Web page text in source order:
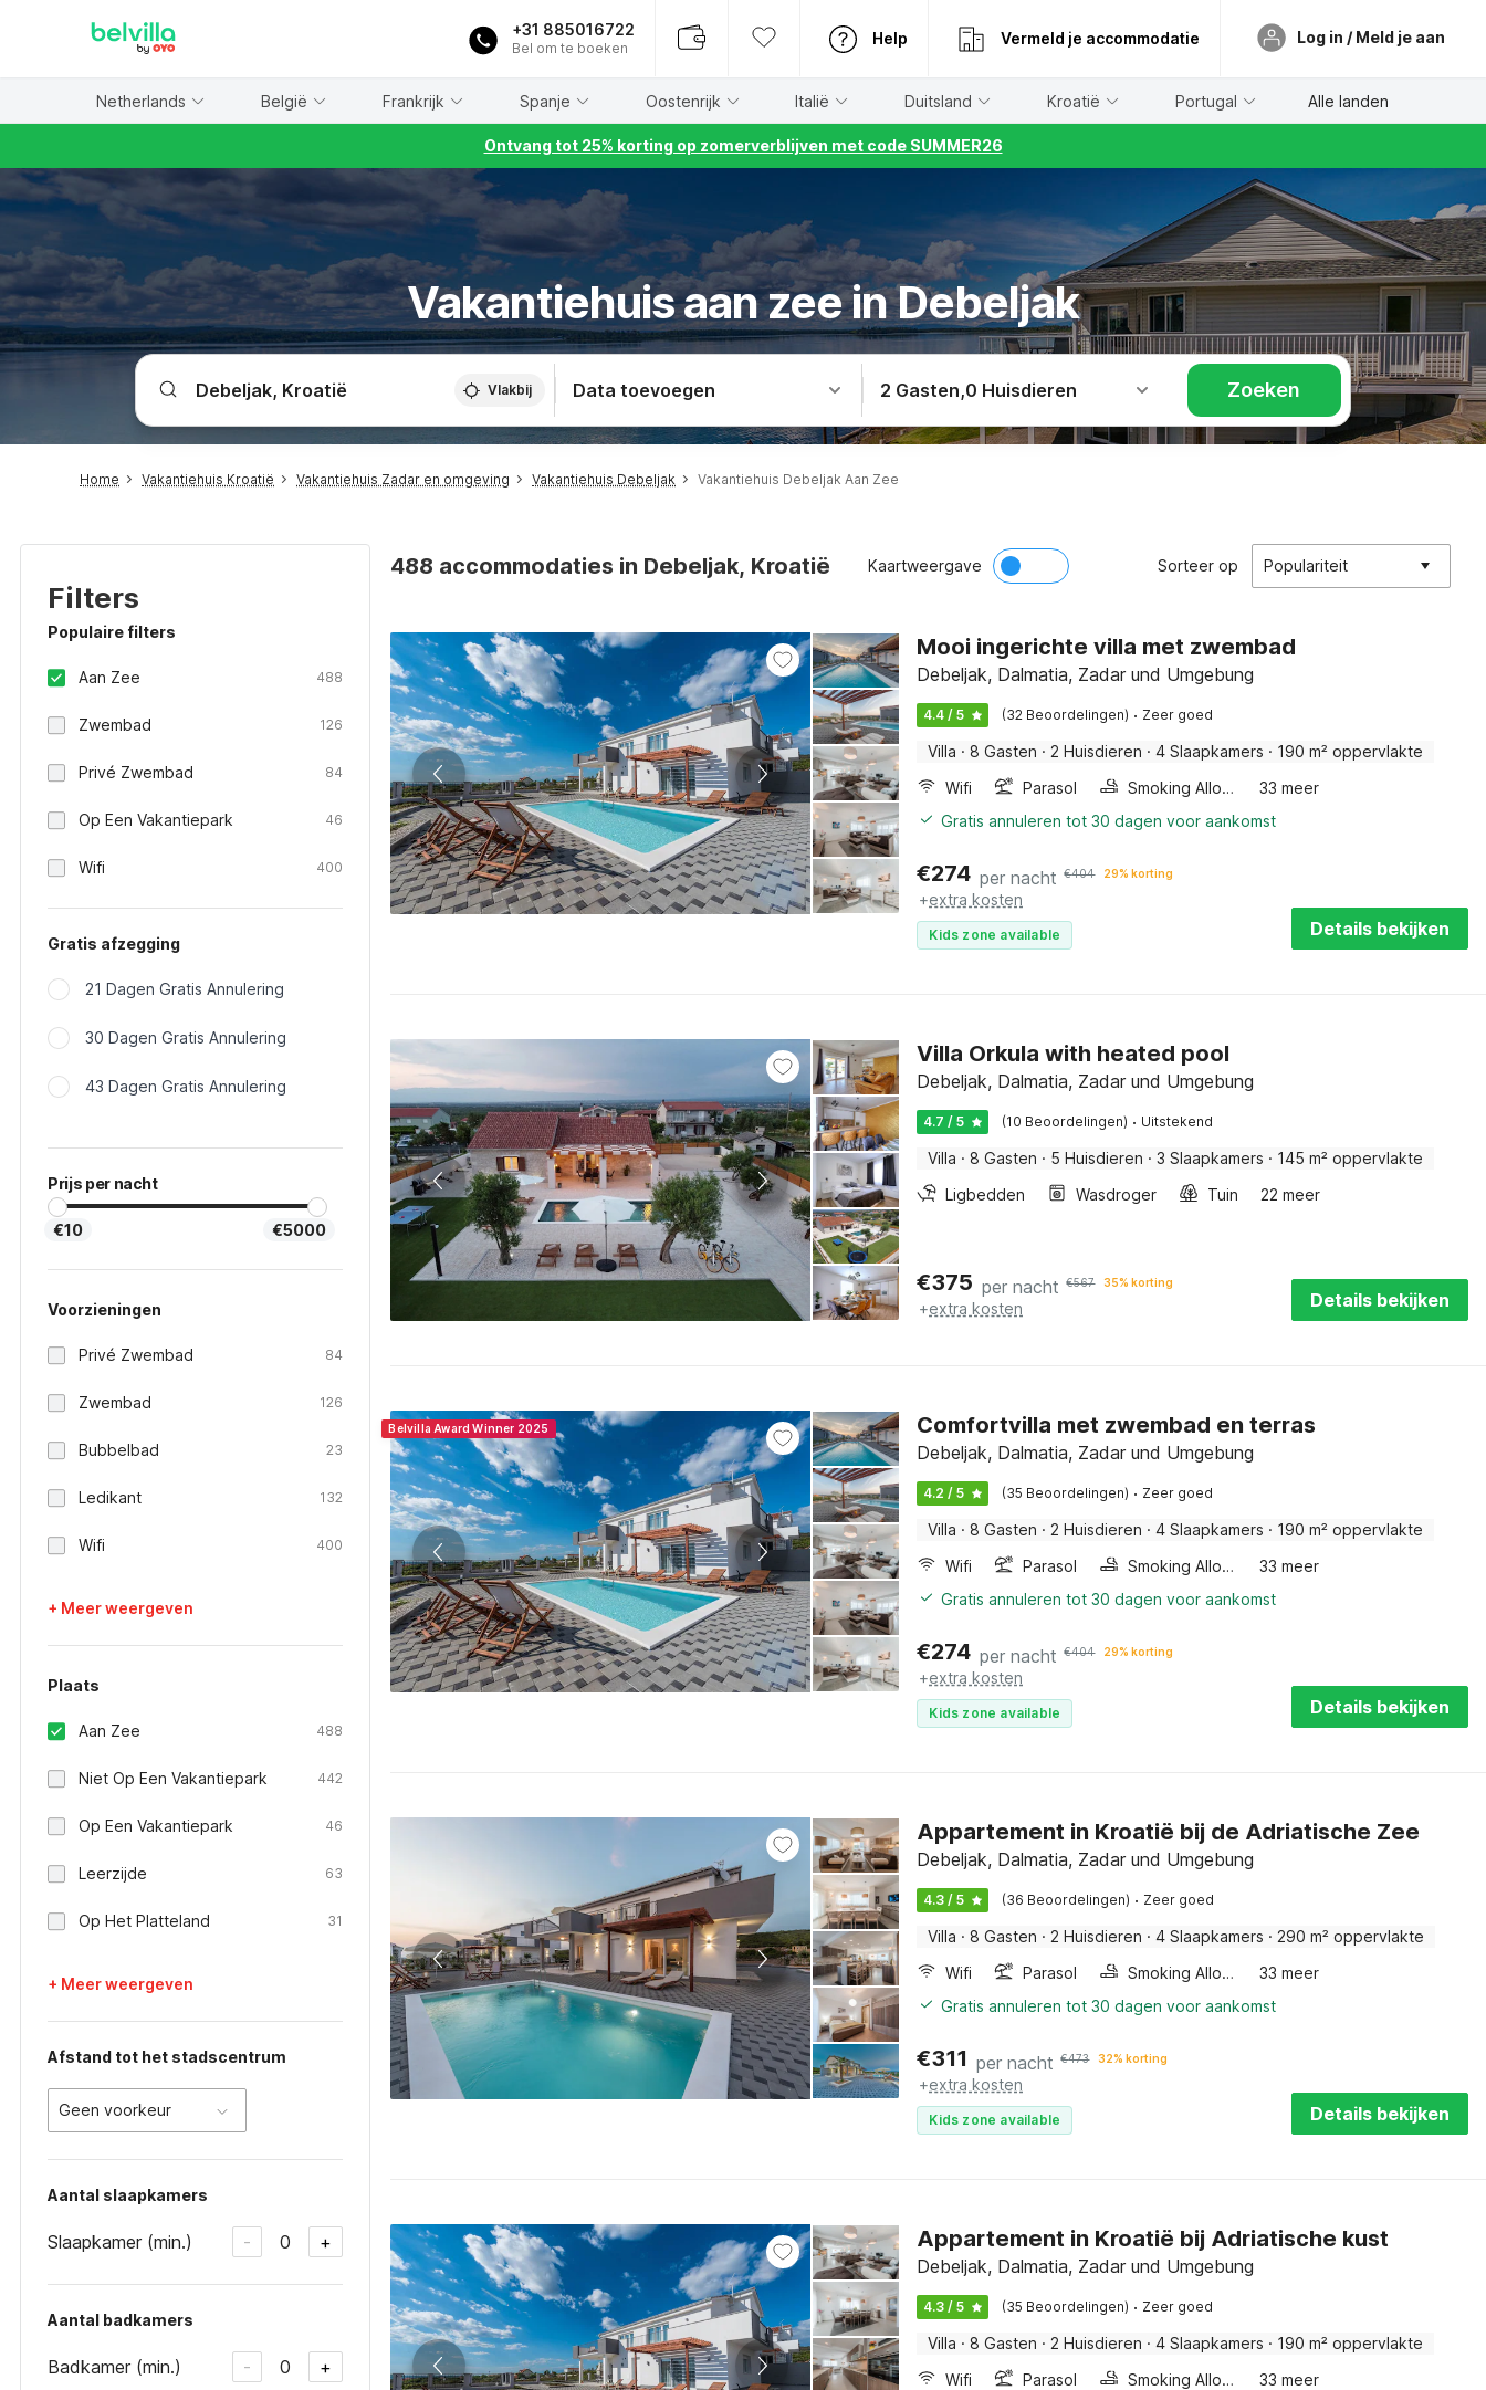
+31 885016722
Bel om te boeken
Help Vermeld je accommodatie Log in / Meld je aan
Netherlands België Frankrijk Spanje Oostenrijk Italië Duitsland Kroatië Portugal Alle landen
Ontvang tot 25% korting op zomerverblijven met code SUMMER26
Vakantiehuis aan zee in Debeljak
Vlakbij Data toevoegen 2 Gasten,0 Huisdieren Zoeken
Home Vakantiehuis Kroatië Vakantiehuis Zadar en omgeving Vakantiehuis Debeljak Vakantiehuis Debeljak Aan Zee
Filters
Populaire filters
Aan Zee 488
Zwembad 126
Privé Zwembad 84
Op Een Vakantiepark 46
Wifi 400
Gratis afzegging
21 Dagen Gratis Annulering
30 Dagen Gratis Annulering
43 Dagen Gratis Annulering
Prijs per nacht
€10 €5000
Voorzieningen
Privé Zwembad 84
Zwembad 126
Bubbelbad 23
Ledikant 132
Wifi 400
+ Meer weergeven
Plaats
Aan Zee 488
Niet Op Een Vakantiepark 442
Op Een Vakantiepark 46
Leerzijde 63
Op Het Platteland 31
+ Meer weergeven
Afstand tot het stadscentrum
Geen voorkeur
Aantal slaapkamers
Slaapkamer (min.) - 0 +
Aantal badkamers
Badkamer (min.) - 0 +
488 accommodaties in Debeljak, Kroatië Kaartweergave Sorteer op Populariteit
Mooi ingerichte villa met zwembad
Debeljak, Dalmatia, Zadar und Umgebung
4.4 / 5 (32 Beoordelingen) · Zeer goed
Villa · 8 Gasten · 2 Huisdieren · 4 Slaapkamers · 190 m² oppervlakte
Wifi
Parasol Smoking Allowed
33 meer
Gratis annuleren tot 30 dagen voor aankomst
€274 per nacht €404 29% korting
+extra kosten
Kids zone available Details bekijken
Villa Orkula with heated pool
Debeljak, Dalmatia, Zadar und Umgebung
4.7 / 5 (10 Beoordelingen) · Uitstekend
Villa · 8 Gasten · 5 Huisdieren · 3 Slaapkamers · 145 m² oppervlakte
Ligbedden
Wasdroger Tuin 22 meer
€375 per nacht €567 35% korting
+extra kosten Details bekijken
Belvilla Award Winner 2025 Comfortvilla met zwembad en terras
Debeljak, Dalmatia, Zadar und Umgebung
4.2 / 5 (35 Beoordelingen) · Zeer goed
Villa · 8 Gasten · 2 Huisdieren · 4 Slaapkamers · 190 m² oppervlakte
Wifi
Parasol Smoking Allowed
33 meer
Gratis annuleren tot 30 dagen voor aankomst
€274 per nacht €404 29% korting
+extra kosten
Kids zone available Details bekijken
Appartement in Kroatië bij de Adriatische Zee
Debeljak, Dalmatia, Zadar und Umgebung
4.3 / 5 (36 Beoordelingen) · Zeer goed
Villa · 8 Gasten · 2 Huisdieren · 4 Slaapkamers · 290 m² oppervlakte
Wifi
Parasol Smoking Allowed
33 meer
Gratis annuleren tot 30 dagen voor aankomst
€311 per nacht €473 32% korting
+extra kosten
Kids zone available Details bekijken
Appartement in Kroatië bij Adriatische kust
Debeljak, Dalmatia, Zadar und Umgebung
4.3 / 5 (35 Beoordelingen) · Zeer goed
Villa · 8 Gasten · 2 Huisdieren · 4 Slaapkamers · 190 m² oppervlakte
Wifi
Parasol Smoking Allowed
33 meer